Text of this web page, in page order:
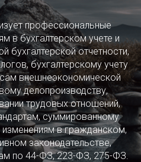
профессиональные
в бухгалтерском учете и
бухгалтерской отчетности,
бухгалтерскому учету
внешнеэкономической
делопроизводству,
трудовых отношений,
суммированному
в гражданском,
законодательстве,
по 44-ФЗ, 223-ФЗ, 275-ФЗ.